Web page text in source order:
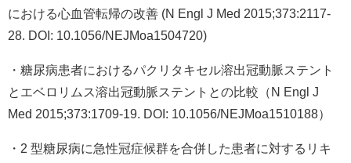
における心血管転帰の改善 (N Engl J Med 2015;373:2117-
28. DOI: 10.1056/NEJMoa1504720)
・糖尿病患者におけるパクリタキセル溶出冠動脈ステント
とエベロリムス溶出冠動脈ステントとの比較（N Engl J
Med 2015;373:1709-19. DOI: 10.1056/NEJMoa1510188）
・2 型糖尿病に急性冠症候群を合併した患者に対するリキ